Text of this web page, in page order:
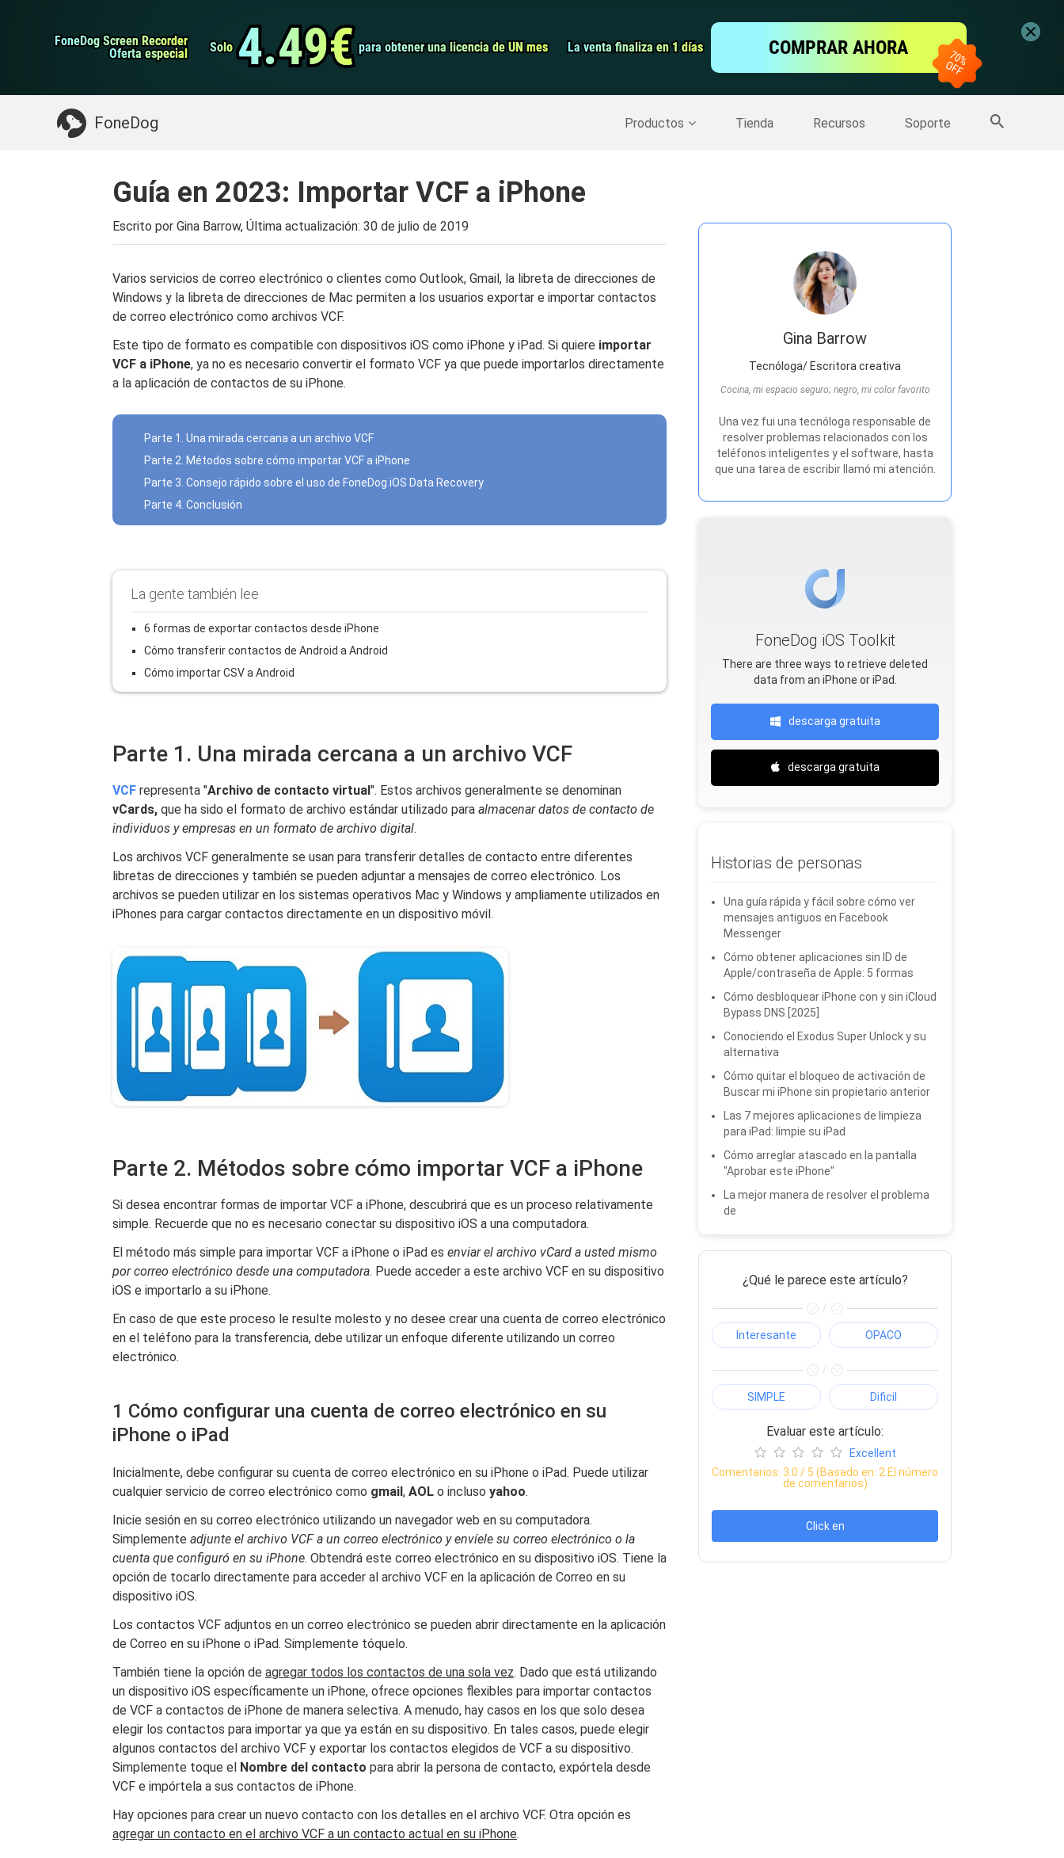
FoneDog Screen Recorder
FoneDog Screen Recorder
Oferta especial
Oferta especial Solo
Solo 4.49€
4.49€ para obtener una licencia de UN mes
para obtener una licencia de UN mes La venta finaliza en 1 días
La venta finaliza en 1 días COMPRAR AHORA
FoneDog Productos Tienda Recursos Soporte
Limpiador de iPhone
Grabador de pantalla
Algo que puede necesitar: Copia de seguridad del iPhone >> Más productos
Guía en 2023: Importar VCF a iPhone
Escrito por Gina Barrow, Última actualización: 30 de julio de 2019
Varios servicios de correo electrónico o clientes como Outlook, Gmail, la libreta de direcciones de
Windows y la libreta de direcciones de Mac permiten a los usuarios exportar e importar contactos
de correo electrónico como archivos VCF.
Este tipo de formato es compatible con dispositivos iOS como iPhone y iPad. Si quiere importar
VCF a iPhone, ya no es necesario convertir el formato VCF ya que puede importarlos directamente
a la aplicación de contactos de su iPhone.
Parte 1. Una mirada cercana a un archivo VCF
Parte 2. Métodos sobre cómo importar VCF a iPhone
Parte 3. Consejo rápido sobre el uso de FoneDog iOS Data Recovery
Parte 4. Conclusión
La gente también lee
6 formas de exportar contactos desde iPhone
Cómo transferir contactos de Android a Android
Cómo importar CSV a Android
Parte 1. Una mirada cercana a un archivo VCF
VCF representa "Archivo de contacto virtual". Estos archivos generalmente se denominan
vCards, que ha sido el formato de archivo estándar utilizado para almacenar datos de contacto de
individuos y empresas en un formato de archivo digital.
Los archivos VCF generalmente se usan para transferir detalles de contacto entre diferentes
libretas de direcciones y también se pueden adjuntar a mensajes de correo electrónico. Los
archivos se pueden utilizar en los sistemas operativos Mac y Windows y ampliamente utilizados en
iPhones para cargar contactos directamente en un dispositivo móvil.
Parte 2. Métodos sobre cómo importar VCF a iPhone
Si desea encontrar formas de importar VCF a iPhone, descubrirá que es un proceso relativamente
simple. Recuerde que no es necesario conectar su dispositivo iOS a una computadora.
El método más simple para importar VCF a iPhone o iPad es enviar el archivo vCard a usted mismo
por correo electrónico desde una computadora. Puede acceder a este archivo VCF en su dispositivo
iOS e importarlo a su iPhone.
En caso de que este proceso le resulte molesto y no desee crear una cuenta de correo electrónico
en el teléfono para la transferencia, debe utilizar un enfoque diferente utilizando un correo
electrónico.
1 Cómo configurar una cuenta de correo electrónico en su
iPhone o iPad
Inicialmente, debe configurar su cuenta de correo electrónico en su iPhone o iPad. Puede utilizar
cualquier servicio de correo electrónico como gmail, AOL o incluso yahoo.
Inicie sesión en su correo electrónico utilizando un navegador web en su computadora.
Simplemente adjunte el archivo VCF a un correo electrónico y envíele su correo electrónico o la
cuenta que configuró en su iPhone. Obtendrá este correo electrónico en su dispositivo iOS. Tiene la
opción de tocarlo directamente para acceder al archivo VCF en la aplicación de Correo en su
dispositivo iOS.
Los contactos VCF adjuntos en un correo electrónico se pueden abrir directamente en la aplicación
de Correo en su iPhone o iPad. Simplemente tóquelo.
También tiene la opción de agregar todos los contactos de una sola vez. Dado que está utilizando
un dispositivo iOS específicamente un iPhone, ofrece opciones flexibles para importar contactos
de VCF a contactos de iPhone de manera selectiva. A menudo, hay casos en los que solo desea
elegir los contactos para importar ya que ya están en su dispositivo. En tales casos, puede elegir
algunos contactos del archivo VCF y exportar los contactos elegidos de VCF a su dispositivo.
Simplemente toque el Nombre del contacto para abrir la persona de contacto, expórtela desde
VCF e impórtela a sus contactos de iPhone.
Hay opciones para crear un nuevo contacto con los detalles en el archivo VCF. Otra opción es
agregar un contacto en el archivo VCF a un contacto actual en su iPhone.
Gina Barrow
Tecnóloga/ Escritora creativa
Cocina, mi espacio seguro; negro, mi color favorito
Una vez fui una tecnóloga responsable de
resolver problemas relacionados con los
teléfonos inteligentes y el software, hasta
que una tarea de escribir llamó mi atención.
FoneDog iOS Toolkit
There are three ways to retrieve deleted
data from an iPhone or iPad.
descarga gratuita
descarga gratuita
Historias de personas
Una guía rápida y fácil sobre cómo ver
mensajes antiguos en Facebook
Messenger
Cómo obtener aplicaciones sin ID de
Apple/contraseña de Apple: 5 formas
Cómo desbloquear iPhone con y sin iCloud
Bypass DNS [2025]
Conociendo el Exodus Super Unlock y su
alternativa
Cómo quitar el bloqueo de activación de
Buscar mi iPhone sin propietario anterior
Las 7 mejores aplicaciones de limpieza
para iPad: limpie su iPad
Cómo arreglar atascado en la pantalla
"Aprobar este iPhone"
La mejor manera de resolver el problema
de
¿Qué le parece este artículo?
/
Interesante OPACO
/
SIMPLE Dificil
Evaluar este artículo:
Excellent
Comentarios: 3.0 / 5 (Basado en: 2 El número
de comentarios)
Click en